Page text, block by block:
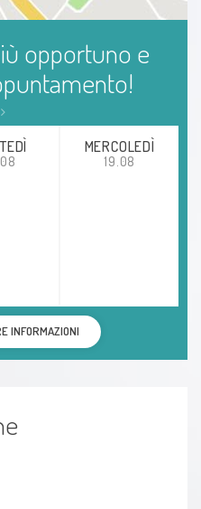
opportuno e
MERCOLEDÌ
19.08
INFORMAZIONI